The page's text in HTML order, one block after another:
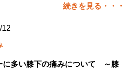
続きを見る・・・
12
に多い膝下の痛みについて ～膝